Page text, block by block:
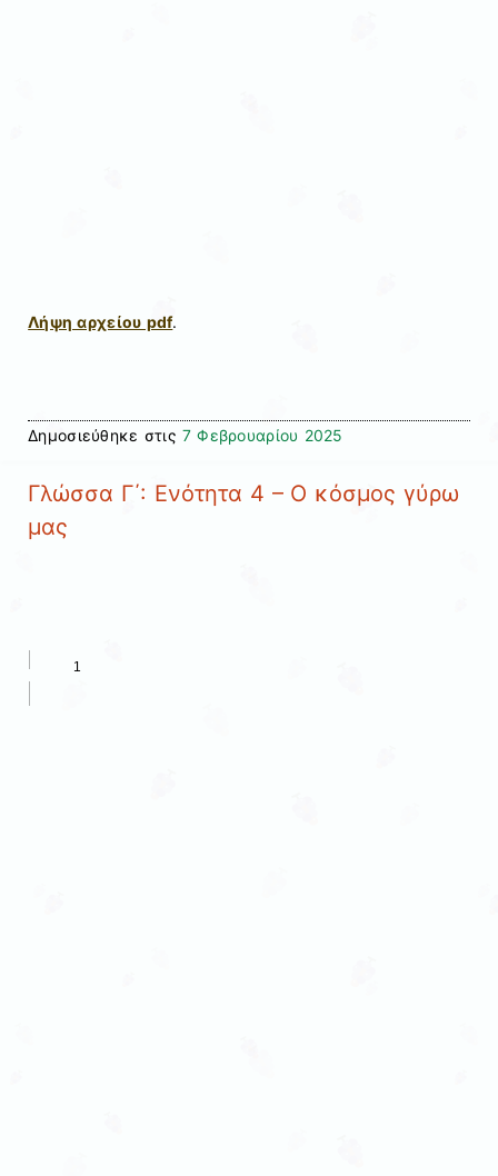
Λήψη αρχείου pdf.
Δημοσιεύθηκε στις 7 Φεβρουαρίου 2025
Γλώσσα Γ΄: Ενότητα 4 – Ο κόσμος γύρω
μας